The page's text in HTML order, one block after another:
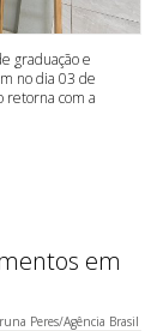
graduação e
no dia 03 de
retorna com a
em
Peres/Agência Brasil